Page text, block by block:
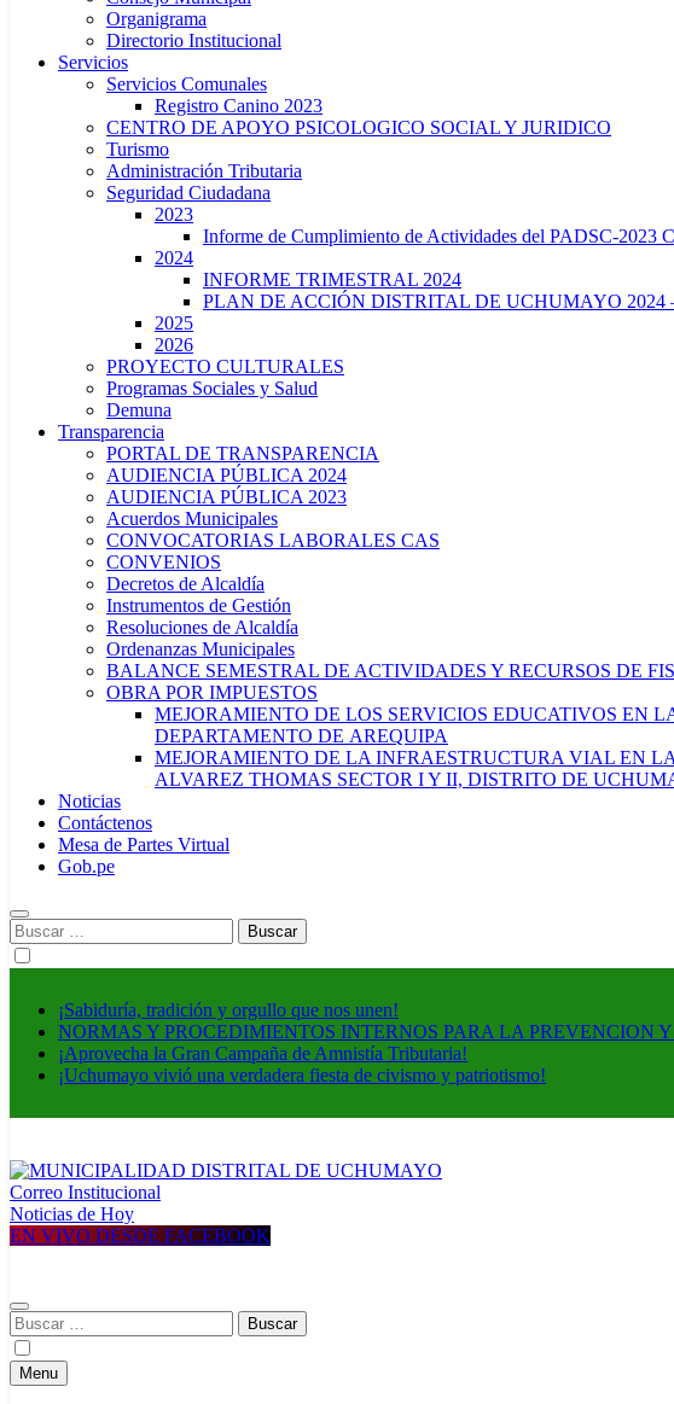
Organigrama
Directorio Institucional
Servicios
Servicios Comunales
Registro Canino 2023
CENTRO DE APOYO PSICOLOGICO SOCIAL Y JURIDICO
Turismo
Administración Tributaria
Seguridad Ciudadana
2023
Informe de Cumplimiento de Actividades del PADSC-
2024
INFORME TRIMESTRAL 2024
PLAN DE ACCIÓN DISTRITAL DE UCHUMAYO 2024
2025
2026
PROYECTO CULTURALES
Programas Sociales y Salud
Demuna
Transparencia
PORTAL DE TRANSPARENCIA
AUDIENCIA PÚBLICA 2024
AUDIENCIA PÚBLICA 2023
Acuerdos Municipales
CONVOCATORIAS LABORALES CAS
CONVENIOS
Decretos de Alcaldía
Instrumentos de Gestión
Resoluciones de Alcaldía
Ordenanzas Municipales
BALANCE SEMESTRAL DE ACTIVIDADES Y RECURSOS DE
OBRA POR IMPUESTOS
MEJORAMIENTO DE LOS SERVICIOS EDUCATIVOS EN
DEPARTAMENTO DE AREQUIPA
MEJORAMIENTO DE LA INFRAESTRUCTURA VIAL EN
ALVAREZ THOMAS SECTOR I Y II, DISTRITO DE
Noticias
Contáctenos
Mesa de Partes Virtual
Gob.pe
Buscar:
¡Sabiduría, tradición y orgullo que nos unen!
NORMAS Y PROCEDIMIENTOS INTERNOS PARA LA
¡Aprovecha la Gran Campaña de Amnistía Tributaria!
¡Uchumayo vivió una verdadera fiesta de civismo y patriotismo!
MUNICIPALIDAD DISTRITAL DE UCHUMAYO
Construyendo una nueva Historia
Correo Institucional
Noticias de Hoy
EN VIVO DESDE FACEBOOK
Buscar:
Menu